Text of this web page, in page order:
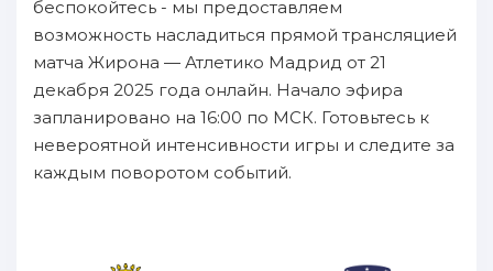
беспокойтесь - мы предоставляем
возможность насладиться прямой трансляцией
матча Жирона — Атлетико Мадрид от 21
декабря 2025 года онлайн. Начало эфира
запланировано на 16:00 по МСК. Готовьтесь к
невероятной интенсивности игры и следите за
каждым поворотом событий.